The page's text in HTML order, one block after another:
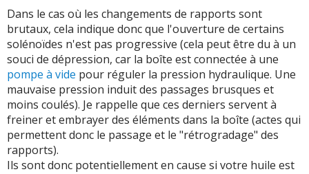
Dans le cas où les changements de rapports sont
brutaux, cela indique donc que l'ouverture de certains
solénoïdes n'est pas progressive (cela peut être du à un
souci de dépression, car la boîte est connectée à une
pompe à vide pour réguler la pression hydraulique. Une
mauvaise pression induit des passages brusques et
moins coulés). Je rappelle que ces derniers servent à
freiner et embrayer des éléments dans la boîte (actes qui
permettent donc le passage et le "rétrogradage" des
rapports).
Ils sont donc potentiellement en cause si votre huile est